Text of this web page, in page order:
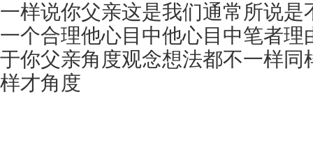
一样说你父亲这是我们通常所说
一个合理他心目中他心目中笔者
于你父亲角度观念想法都不一样同
样才角度